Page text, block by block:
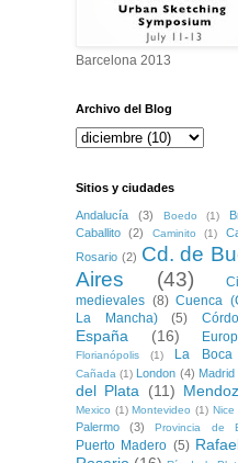
Barcelona 2013
Archivo del Blog
Sitios y ciudades
Andalucía (3) Boedo (1)
Caballito
(2) Caminito (1)
Rosario (2) Cd. de
Aires
(43)
medievales (8) Cuenca
La Mancha)
(5)
España (16)
Florianópolis (1) La Boca
Cañada (1) London (4) Madrid
del Plata (11)
Mexico (1) Montevideo (1) Nice
Palermo (3) Provincia de
Puerto Madero (5)